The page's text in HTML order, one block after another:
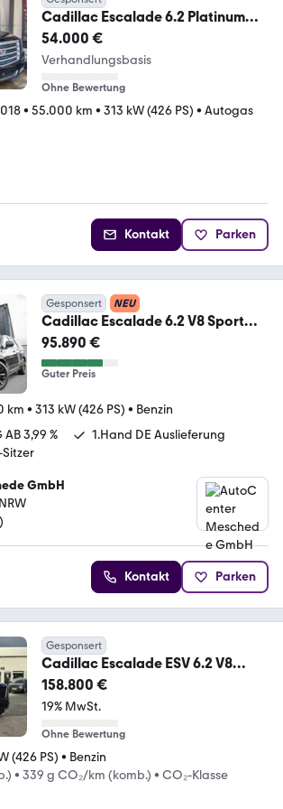
Cadillac Escalade 6.2 Platinum
ESV|Checkheft|Unfallfrei
54.000 €
Verhandlungsbasis
Ohne Bewertung
• 55.000 km • 313 kW (426 PS) • Autogas
Kontakt Parken
Gesponsert NEU
Cadillac Escalade 6.2 V8 Sport
Platinum Luft* Displays*
95.890 €
Guter Preis
km • 313 kW (426 PS) • Benzin
AB 3,99 %
1.Hand DE Auslieferung
Sitzer
GmbH
)
Kontakt Parken
Gesponsert
Cadillac Escalade ESV 6.2 V8
Platinum Sport ABV +24" 2026
158.800 €
19% MwSt.
Ohne Bewertung
(426 PS) • Benzin
• 339 g CO₂/km (komb.) • CO₂-Klasse